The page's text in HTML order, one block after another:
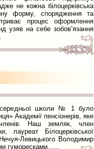
не кожна білоцерківська
форму, спорядження та
процес оформлення
узяв на себе зобов’язання
середньої школи № 1 було
Академії пенсіонерів, яке
Наш земляк, член
лауреат Білоцерківської
Левицького Володимир
гуморесками......